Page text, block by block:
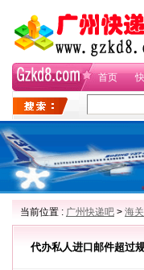
首页
当前位置 : 广州快递吧 > 海
代办私人进口邮件超过